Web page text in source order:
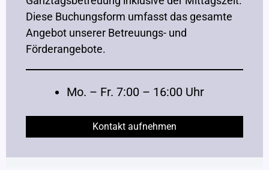
Diese Buchungsform umfasst das gesamte
Angebot unserer Betreuungs- und
Förderangebote.
Mo. – Fr. 7:00 – 16:00 Uhr
Kontakt aufnehmen